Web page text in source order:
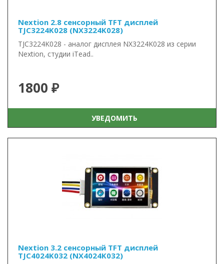
Nextion 2.8 сенсорный TFT дисплей
TJC3224K028 (NX3224K028)
TJC3224K028 - аналог дисплея NX3224K028 из серии
Nextion, студии iTead..
1800 ₽
УВЕДОМИТЬ
Nextion 3.2 сенсорный TFT дисплей
TJC4024K032 (NX4024K032)